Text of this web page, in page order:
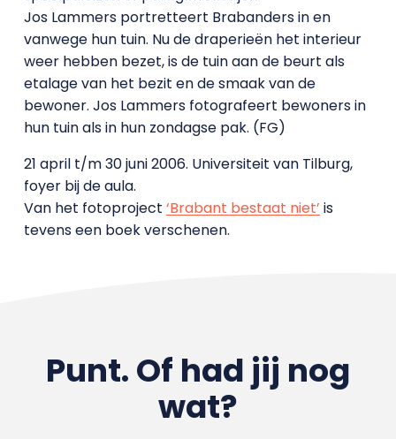
Jos Lammers portretteert Brabanders in en
vanwege hun tuin. Nu de draperieën het interieur
weer hebben bezet, is de tuin aan de beurt als
etalage van het bezit en de smaak van de
bewoner. Jos Lammers fotografeert bewoners in
hun tuin als in hun zondagse pak. (FG)
21 april t/m 30 juni 2006. Universiteit van Tilburg,
foyer bij de aula.
Van het fotoproject ‘Brabant bestaat niet’ is
tevens een boek verschenen.
Punt. Of had jij nog
wat?